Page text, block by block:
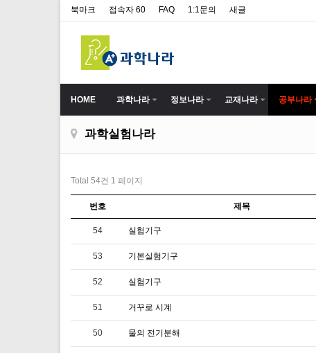
북마크 접속자 60 FAQ 1:1문의 새글
HOME 과학나라 정보나라 교재나라 공부나라
과학실험나라
Total 54건 1 페이지
번호 제목
54 실험기구
53 기본실험기구
52 실험기구
51 거꾸로 시계
50 물의 전기분해